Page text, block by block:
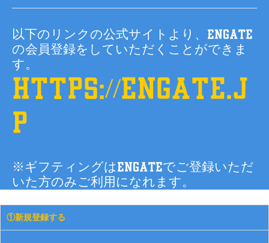
以下のリンクの公式サイトより、Engate
の会員登録をしていただくことができま
す。
https://engate.j
p
※ギフティングはEngateでご登録いただ
いた方のみご利用になれます。
①新規登録する